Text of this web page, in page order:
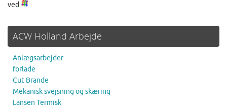
ved
ACW Holland Arbejde
Anlægsarbejder
forlade
Cut Brande
Mekanisk svejsning og skæring
Lansen Termisk